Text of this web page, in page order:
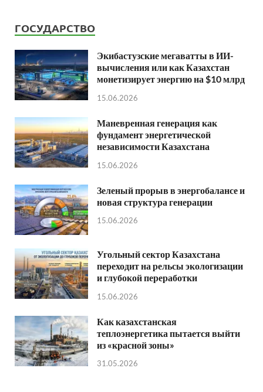
ГОСУДАРСТВО
Экибастузские мегаватты в ИИ-
вычисления или как Казахстан
монетизирует энергию на $10 млрд
15.06.2026
Маневренная генерация как
фундамент энергетической
независимости Казахстана
15.06.2026
Зеленый прорыв в энергобалансе и
новая структура генерации
15.06.2026
Угольный сектор Казахстана
переходит на рельсы экологизации
и глубокой переработки
15.06.2026
Как казахстанская
теплоэнергетика пытается выйти
из «красной зоны»
31.05.2026